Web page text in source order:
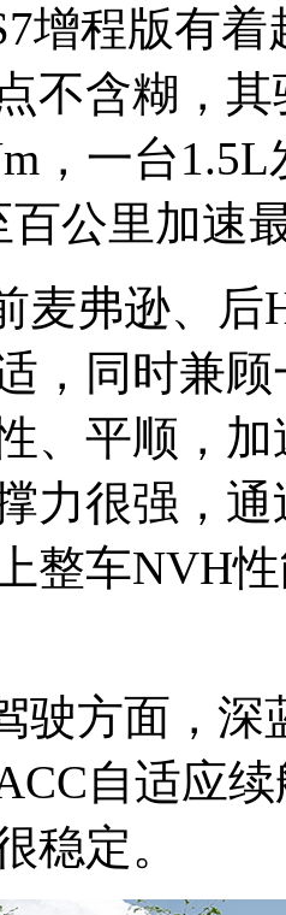
增程版有
不含糊，
，一台
公里加速
麦弗逊、后
，同时兼
、平顺，
力很强，
整车NVH
驶方面，深
自适应
稳定。